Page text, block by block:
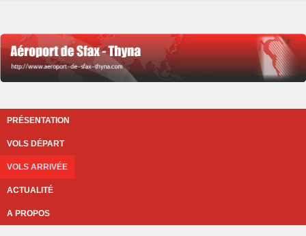
PRÉSENTATION
VOLS DÉPART
VOLS ARRIVÉE
ACTUALITÉ
A PROPOS